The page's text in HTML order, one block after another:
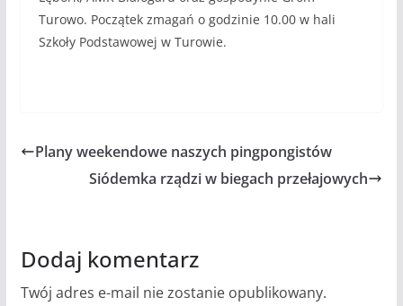
Turowo. Początek zmagań o godzinie 10.00 w hali
Szkoły Podstawowej w Turowie.
Plany weekendowe naszych pingpongistów
Siódemka rządzi w biegach przełajowych
Dodaj komentarz
Twój adres e-mail nie zostanie opublikowany.